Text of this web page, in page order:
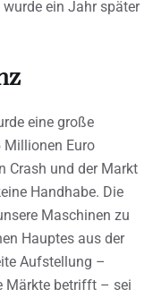
ein Jahr später
eine große
Millionen Euro
Crash und der Markt
Handhabe. Die
Maschinen zu
Hauptes aus der
Aufstellung –
Märkte betrifft – sei